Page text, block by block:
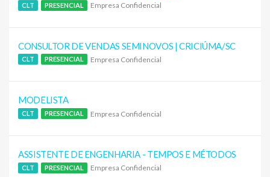
CLT PRESENCIAL Empresa Confidencial
CONSULTOR DE VENDAS SEMINOVOS | CRICIÚMA/SC
CLT PRESENCIAL Empresa Confidencial
MODELISTA
CLT PRESENCIAL Empresa Confidencial
ASSISTENTE DE ENGENHARIA - TEMPOS E MÉTODOS
CLT PRESENCIAL Empresa Confidencial